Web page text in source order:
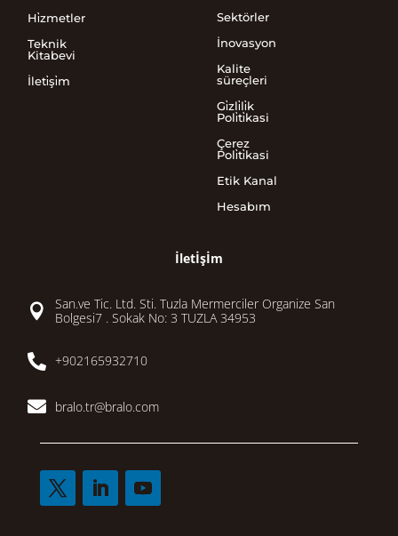
Hi̇zmetler
Teknik
Kitabevi
İleti̇şi̇m
Sektörler
İnovasyon
Kalite
süreçleri
Gi̇zli̇li̇k
Poli̇ti̇kasi
Çerez
Poli̇ti̇kasi
Etik Kanal
Hesabım
İletİşİm

San.ve Tic. Ltd. Sti. Tuzla Mermerciler Organize San
Bolgesi7 . Sokak No: 3 TUZLA 34953
 +902165932710
 bralo.tr@bralo.com